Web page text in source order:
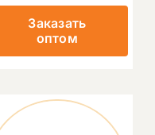
Заказать
оптом